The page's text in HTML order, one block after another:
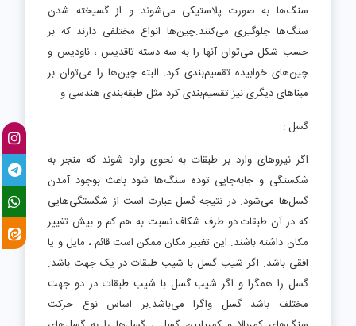
سنگ‌ها به صورت پلاستیکی می‌شوند و از گسیخته شدن
سنگ‌ها جلوگیری می‌کنند.چین‌ها انواع مختلفی دارند که بر
حسب شکل می‌توان آنها را به سه دسته تاقدیس ، ناودیس و
چین‌های خوابیده تقسیم‌بندی کرد. البته چین‌ها را می‌توان بر
مبناهای دیگری نیز تقسیم‌بندی کرد مثل طبقه‌بندی هندسی و
گسل :
اگر نیروهای وارد بر طبقات به نحوی وارد شوند که منجر به
شکستگی و جابه‌جایی توده سنگ‌ها شود باعث بوجود آمدن
گسل‌ها می‌شود. در نتیجه گسل عبارت است از شگستگی‌هایی
که در آن طبقات دو طرف شکاف نسبت به هم کم و بیش تغییر
مکان داشته باشند. این تغییر مکان ممکن است قائم ، مایل و یا
افقی باشد. اگر شیب گسل با شیب طبقات در یک جهت باشد.
گسل را همگرا و اگر شیب گسل با شیب طبقات در دو جهت
مختلف باشد گسل واگرا می‌باشد.بر اساس نوع حرکت